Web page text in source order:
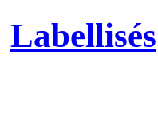
Labellisés